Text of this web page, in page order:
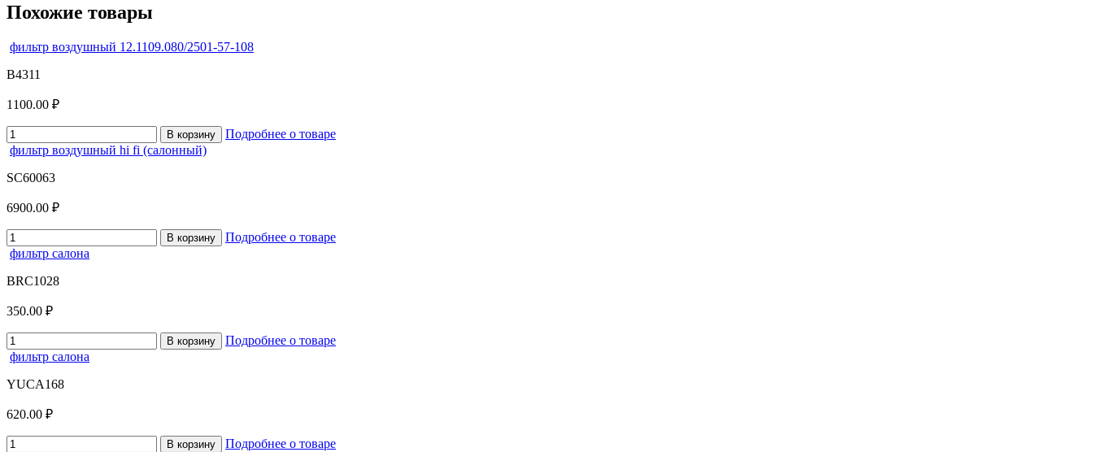
Похожие товары
фильтр воздушный 12.1109.080/2501-57-108
B4311
1100.00 ₽
В корзину
Подробнее о товаре
фильтр воздушный hi fi (салонный)
SC60063
6900.00 ₽
В корзину
Подробнее о товаре
фильтр салона
BRC1028
350.00 ₽
В корзину
Подробнее о товаре
фильтр салона
YUCA168
620.00 ₽
В корзину Подробнее о товаре